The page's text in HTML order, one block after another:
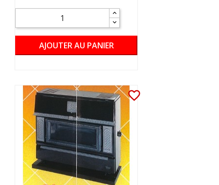
AJOUTER AU PANIER
favorite_border